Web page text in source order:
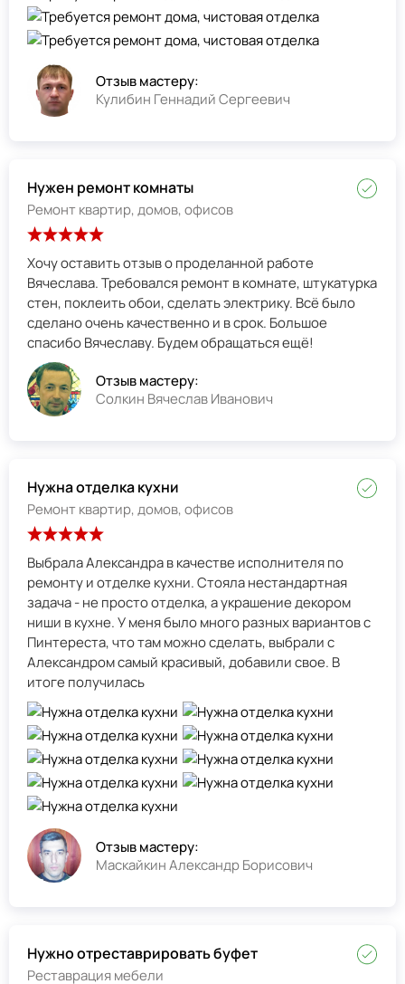
Отзыв мастеру:
Кулибин Геннадий Сергеевич
Нужен ремонт комнаты
Ремонт квартир, домов, офисов
Хочу оставить отзыв о проделанной работе
Вячеслава. Требовался ремонт в комнате, штукатурка
стен, поклеить обои, сделать электрику. Всё было
сделано очень качественно и в срок. Большое
спасибо Вячеславу. Будем обращаться ещё!
Отзыв мастеру:
Солкин Вячеслав Иванович
Нужна отделка кухни
Ремонт квартир, домов, офисов
Выбрала Александра в качестве исполнителя по
ремонту и отделке кухни. Стояла нестандартная
задача - не просто отделка, а украшение декором
ниши в кухне. У меня было много разных вариантов с
Пинтереста, что там можно сделать, выбрали с
Александром самый красивый, добавили свое. В
итоге получилась
Отзыв мастеру:
Маскайкин Александр Борисович
Нужно отреставрировать буфет
Реставрация мебели